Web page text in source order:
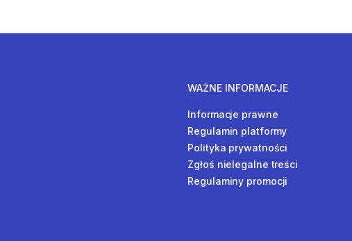
WAŻNE INFORMACJE
Informacje prawne
Regulamin platformy
Polityka prywatności
Zgłoś nielegalne treści
Regulaminy promocji